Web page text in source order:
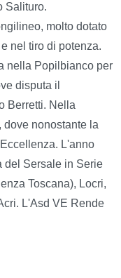
Salituro.
molto dotato
nel tiro di potenza.
nella Popilbianco per
disputa il
Berretti. Nella
nonostante la
L'anno
del Sersale in Serie
Toscana), Locri,
L'Asd VE Rende